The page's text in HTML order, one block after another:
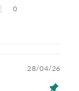
0
28/04/26